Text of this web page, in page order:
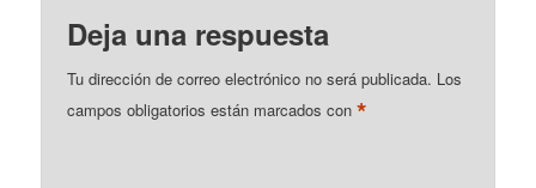
Deja una respuesta
Tu dirección de correo electrónico no será publicada. Los
campos obligatorios están marcados con*